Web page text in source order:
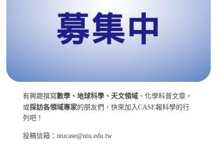
有興趣撰寫數學、地球科學、天文領域 、化學科普文章，
或採訪各領域專家的朋友們，快來加入CASE報科學的行
列吧！
投稿信箱：ntucase@ntu.edu.tw